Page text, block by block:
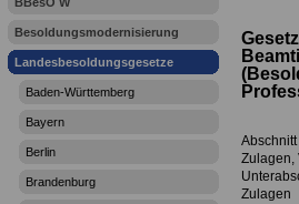
Besoldungsmodernisierung
Landesbesoldungsgesetze
Baden-Württemberg
Bayern
Berlin
Brandenburg
Abschnitt
Zulagen,
Zulagen